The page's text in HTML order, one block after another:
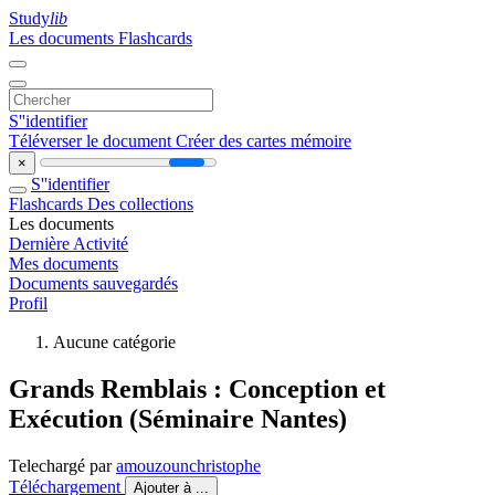
Studylib
Les documents Flashcards
S''identifier
Téléverser le document Créer des cartes mémoire
×
S''identifier
Flashcards Des collections
Les documents
Dernière Activité
Mes documents
Documents sauvegardés
Profil
Aucune catégorie
Grands Remblais : Conception et
Exécution (Séminaire Nantes)
Telechargé paramouzounchristophe
Téléchargement
Ajouter à ...